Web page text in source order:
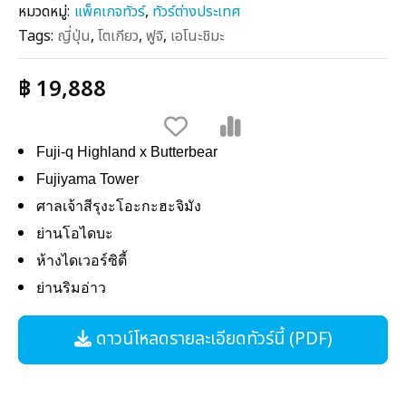
หมวดหมู่: แพ็คเกจทัวร์, ทัวร์ต่างประเทศ
Tags: ญี่ปุ่น, โตเกียว, ฟูจิ, เอโนะชิมะ
฿ 19,888
Fuji-q Highland x Butterbear
Fujiyama Tower
ศาลเจ้าสีรุงะโอะกะฮะจิมัง
ย่านโอไดบะ
ห้างไดเวอร์ซิตี้
ย่านริมอ่าว
ดาวน์โหลดรายละเอียดทัวร์นี้ (PDF)